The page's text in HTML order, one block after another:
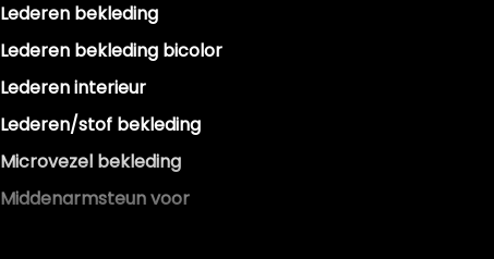
Lederen bekleding
Lederen bekleding bicolor
Lederen interieur
Lederen/stof bekleding
Microvezel bekleding
Middenarmsteun voor